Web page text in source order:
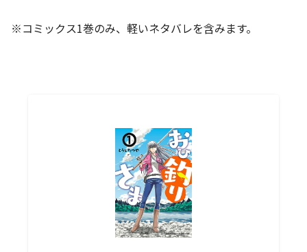
※コミックス1巻のみ、軽いネタバレを含みます。